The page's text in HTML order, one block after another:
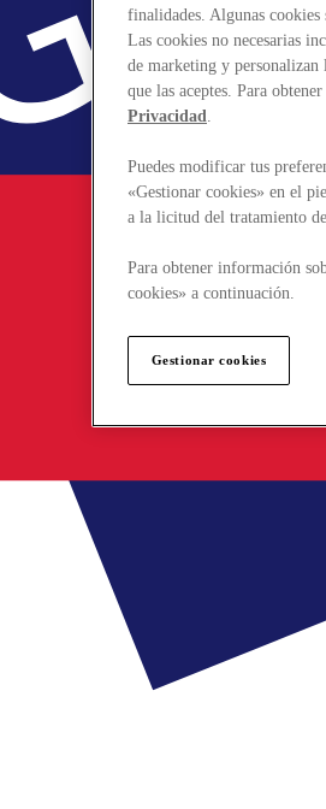
finalidades. Algunas cookies
Las cookies no necesarias
de marketing y personalizan
que las aceptes. Para
Privacidad.
Puedes modificar tus
«Gestionar cookies» en el
a la licitud del tratamiento
Para obtener información
cookies» a continuación.
Gestionar cookies